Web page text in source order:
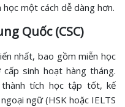
một cách dễ dàng hơn.
Quốc (CSC)
nhất, bao gồm miễn học
sinh hoạt hàng tháng.
tích học tập tốt, kế
ngữ (HSK hoặc IELTS